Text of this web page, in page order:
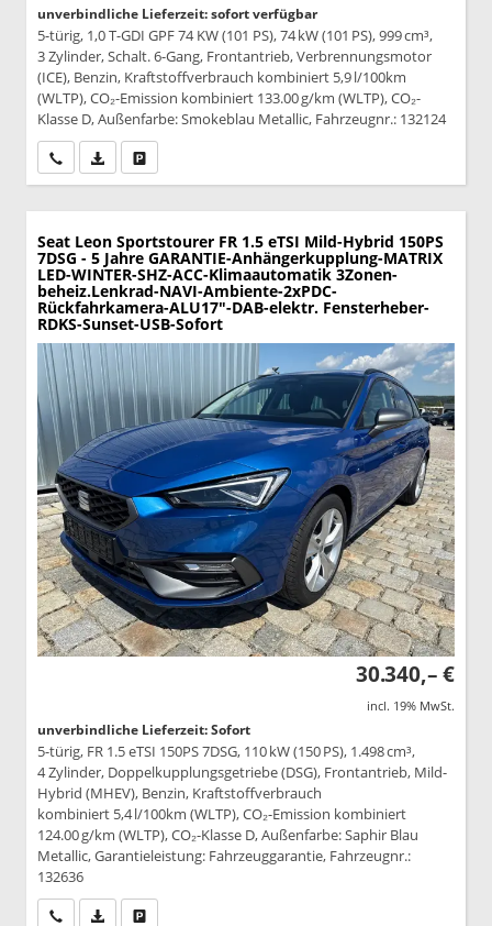
unverbindliche Lieferzeit: sofort verfügbar
5-türig, 1,0 T-GDI GPF 74 KW (101 PS), 74 kW (101 PS), 999 cm³,
3 Zylinder, Schalt. 6-Gang, Frontantrieb, Verbrennungsmotor
(ICE), Benzin, Kraftstoffverbrauch kombiniert 5,9 l/100km
(WLTP), CO₂-Emission kombiniert 133.00 g/km (WLTP), CO₂-
Klasse D, Außenfarbe: Smokeblau Metallic, Fahrzeugnr.: 132124
Wir rufen Sie anPDF-Datei, Fahrzeugexposé drucken
Seat Leon Sportstourer FR 1.5 eTSI Mild-Hybrid 150PS
7DSG - 5 Jahre GARANTIE-Anhängerkupplung-MATRIX
LED-WINTER-SHZ-ACC-Klimaautomatik 3Zonen-
beheiz.Lenkrad-NAVI-Ambiente-2xPDC-
Rückfahrkamera-ALU17"-DAB-elektr. Fensterheber-
RDKS-Sunset-USB-Sofort
30.340,– €
incl. 19% MwSt.
unverbindliche Lieferzeit: Sofort
5-türig, FR 1.5 eTSI 150PS 7DSG, 110 kW (150 PS), 1.498 cm³,
4 Zylinder, Doppelkupplungsgetriebe (DSG), Frontantrieb, Mild-
Hybrid (MHEV), Benzin, Kraftstoffverbrauch
kombiniert 5,4 l/100km (WLTP), CO₂-Emission kombiniert
124.00 g/km (WLTP), CO₂-Klasse D, Außenfarbe: Saphir Blau
Metallic, Garantieleistung: Fahrzeuggarantie, Fahrzeugnr.:
132636
Wir rufen Sie anPDF-Datei, Fahrzeugexposé drucken